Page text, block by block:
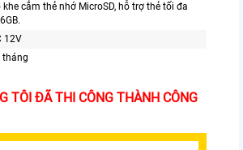
khe cắm thẻ nhớ MicroSD, hỗ trợ thẻ tối đa
12V
tháng
TÔI ĐÃ THI CÔNG THÀNH CÔNG